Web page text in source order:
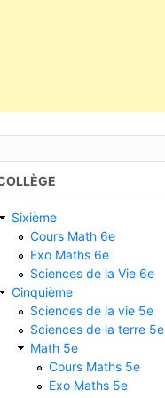
Sixième
Cours Math 6e
Exo Maths 6e
Sciences de la Vie 6e
Cinquième
Sciences de la vie 5e
Sciences de la terre 5e
Math 5e
Cours Maths 5e
Exo Maths 5e